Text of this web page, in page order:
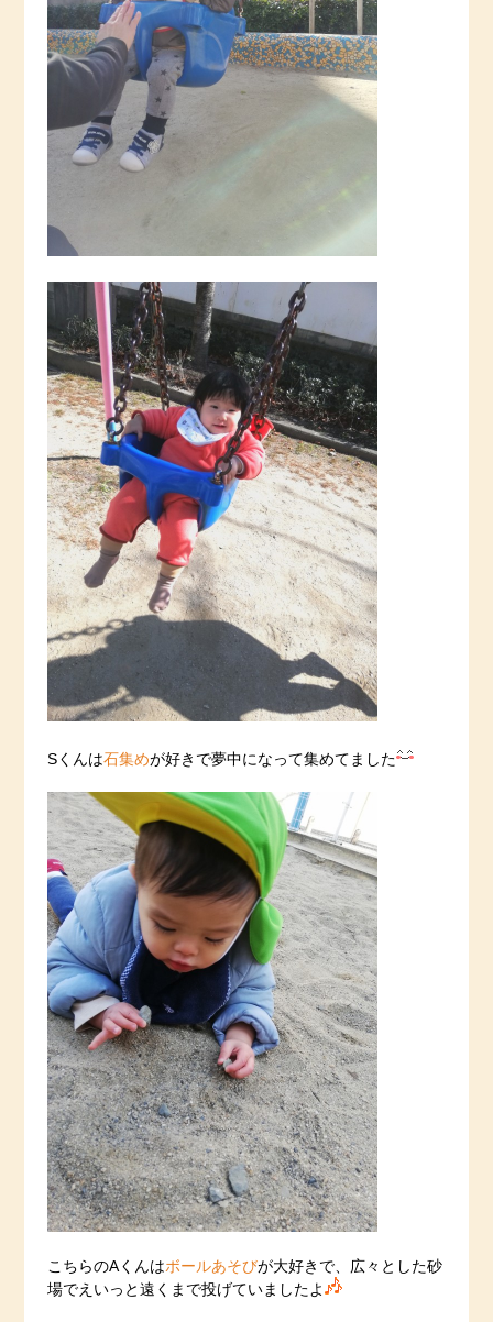
Sくんは石集めが好きで夢中になって集めてました
こちらのAくんはボールあそびが大好きで、広々とした砂
場でえいっと遠くまで投げていましたよ